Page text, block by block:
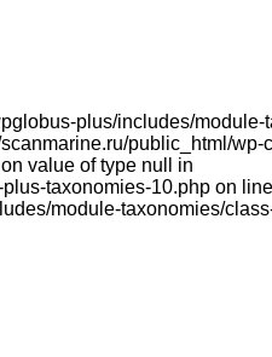
plus/includes/
public_html/
value of type null in
taxonomies-10.php on
module-taxonomies/